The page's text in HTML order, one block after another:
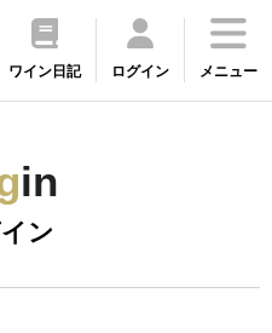
ワイン日記 ログイン メニュー
in
ン